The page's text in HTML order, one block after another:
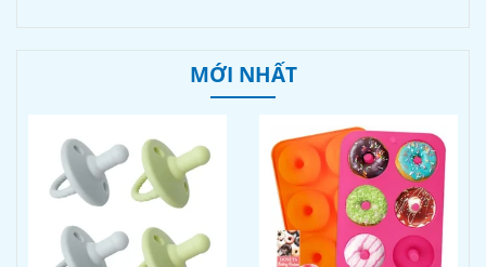
MỚI NHẤT